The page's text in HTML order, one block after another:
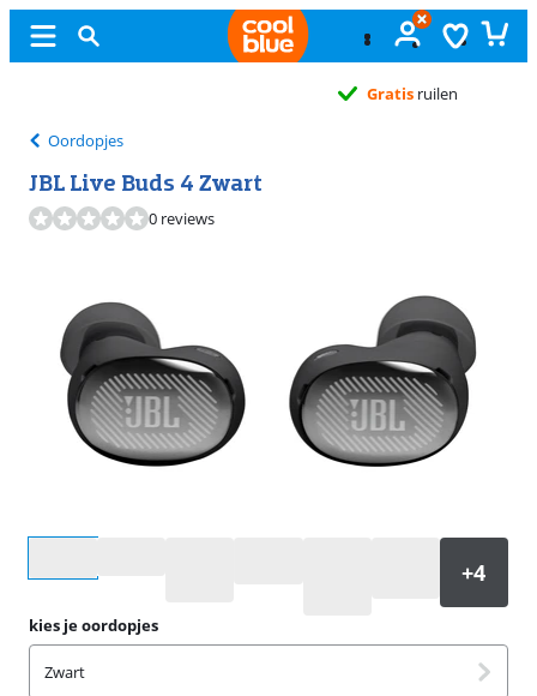
Oordopjes
JBL Live Buds 4 Zwart
0 reviews
kies je oordopjes
Zwart